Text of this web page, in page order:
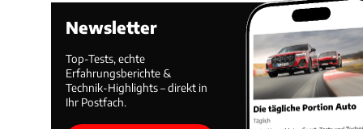
Newsletter
Top-Tests, echte
Erfahrungsberichte &
Technik-Highlights – direkt in
Ihr Postfach.